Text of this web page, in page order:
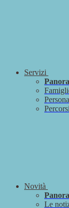
Servizi
Novità
Le